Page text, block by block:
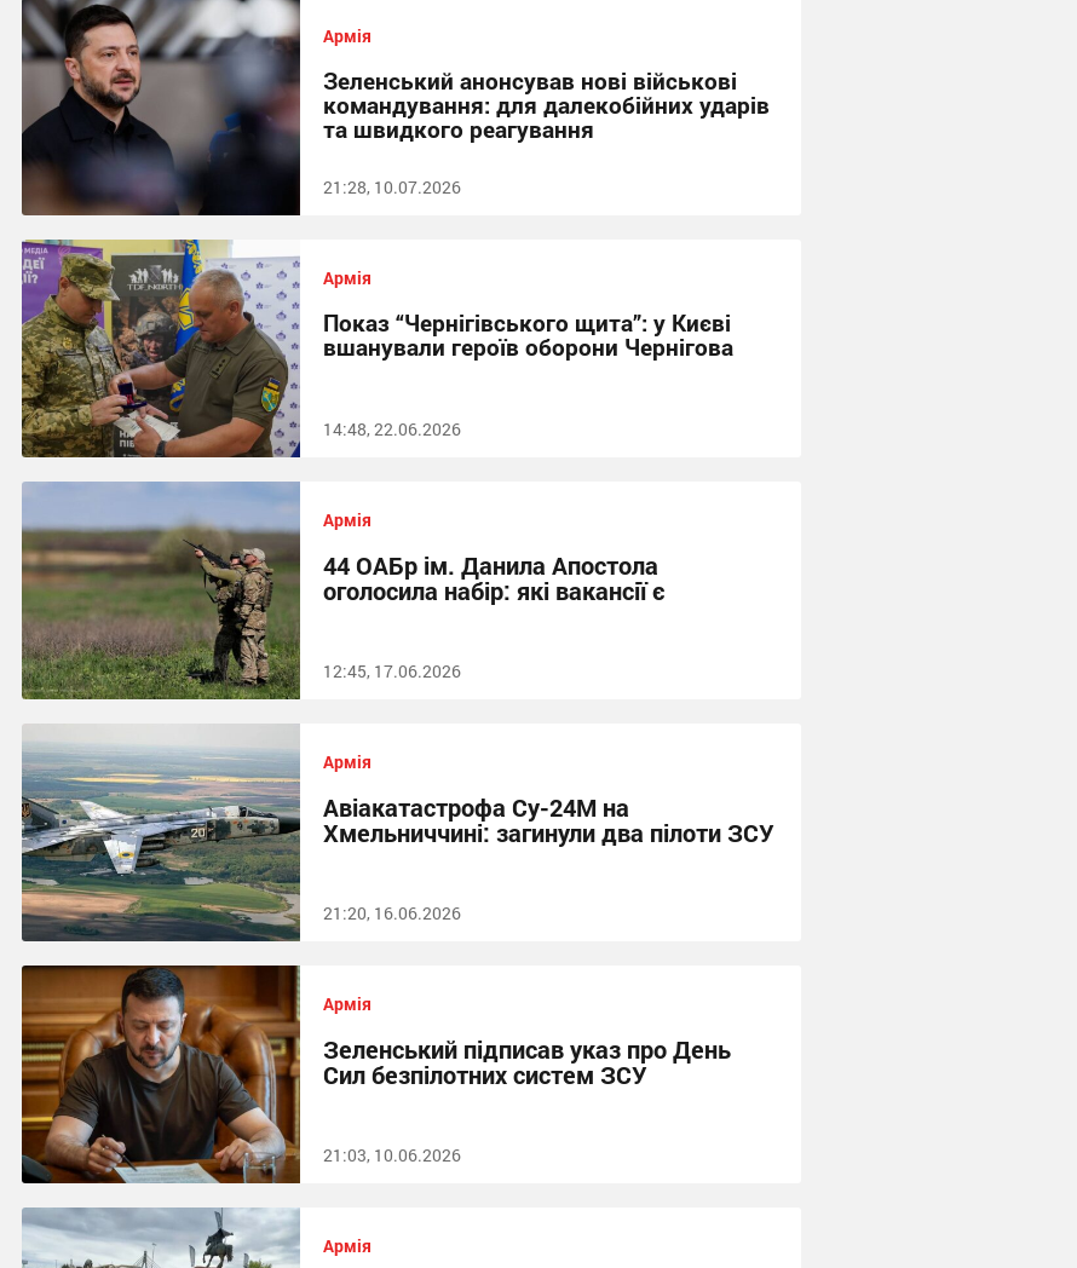
Армія
Зеленський анонсував нові військові
командування: для далекобійних ударів
та швидкого реагування
21:28, 10.07.2026
Армія
Показ “Чернігівського щита”: у Києві
вшанували героїв оборони Чернігова
14:48, 22.06.2026
Армія
44 ОАБр ім. Данила Апостола
оголосила набір: які вакансії є
12:45, 17.06.2026
Армія
Авіакатастрофа Су-24М на
Хмельниччині: загинули два пілоти ЗСУ
21:20, 16.06.2026
Армія
Зеленський підписав указ про День
Сил безпілотних систем ЗСУ
21:03, 10.06.2026
Армія